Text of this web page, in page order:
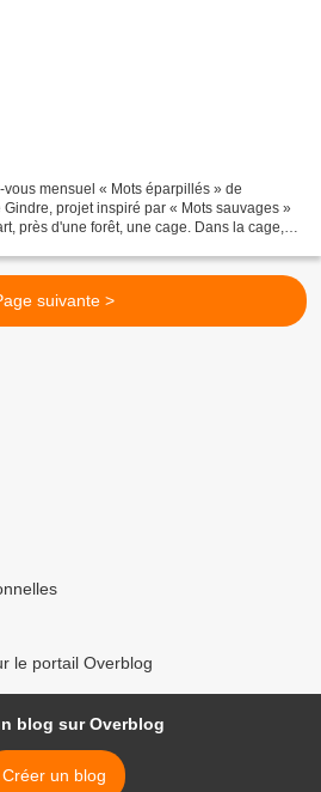
mensuel « Mots éparpillés » de
projet inspiré par « Mots sauvages »
près d'une forêt, une cage. Dans la cage,
suivante >
le portail Overblog
blog sur Overblog
Créer un blog